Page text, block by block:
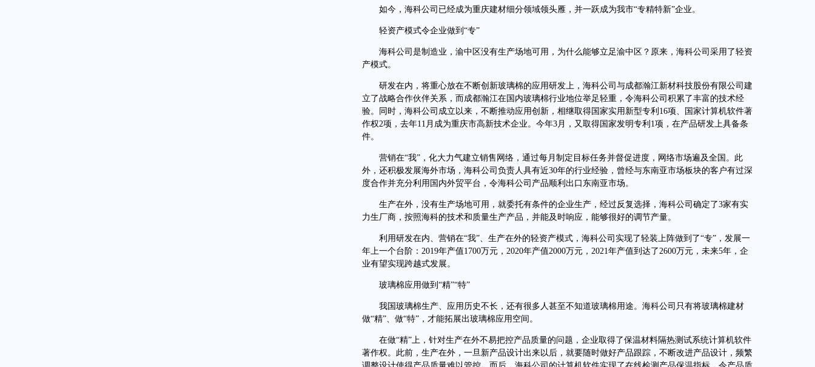
如今，海科公司已经成为重庆建材细分领域领头雁，并一跃成为我市“专精特新”企业。
轻资产模式令企业做到“专”
海科公司是制造业，渝中区没有生产场地可用，为什么能够立足渝中区？原来，海科公司采用了轻资
产模式。
研发在内，将重心放在不断创新玻璃棉的应用研发上，海科公司与成都瀚江新材科技股份有限公司建
立了战略合作伙伴关系，而成都瀚江在国内玻璃棉行业地位举足轻重，令海科公司积累了丰富的技术经
验。同时，海科公司成立以来，不断推动应用创新，相继取得国家实用新型专利16项、国家计算机软件著
作权2项，去年11月成为重庆市高新技术企业。今年3月，又取得国家发明专利1项，在产品研发上具备条
件。
营销在“我”，化大力气建立销售网络，通过每月制定目标任务并督促进度，网络市场遍及全国。此
外，还积极发展海外市场，海科公司负责人具有近30年的行业经验，曾经与东南亚市场板块的客户有过深
度合作并充分利用国内外贸平台，令海科公司产品顺利出口东南亚市场。
生产在外，没有生产场地可用，就委托有条件的企业生产，经过反复选择，海科公司确定了3家有实
力生厂商，按照海科的技术和质量生产产品，并能及时响应，能够很好的调节产量。
利用研发在内、营销在“我”、生产在外的轻资产模式，海科公司实现了轻装上阵做到了“专”，发展一
年上一个台阶：2019年产值1700万元，2020年产值2000万元，2021年产值到达了2600万元，未来5年，企
业有望实现跨越式发展。
玻璃棉应用做到“精”“特”
我国玻璃棉生产、应用历史不长，还有很多人甚至不知道玻璃棉用途。海科公司只有将玻璃棉建材
做“精”、做“特”，才能拓展出玻璃棉应用空间。
在做“精”上，针对生产在外不易把控产品质量的问题，企业取得了保温材料隔热测试系统计算机软件
著作权。此前，生产在外，一旦新产品设计出来以后，就要随时做好产品跟踪，不断改进产品设计，频繁